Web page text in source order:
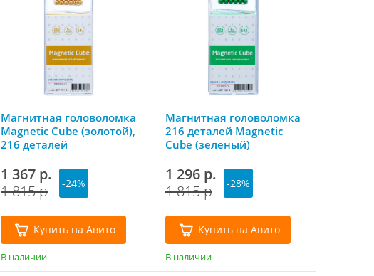
Магнитная головоломка
Magnetic Cube (золотой),
216 деталей
1 367 р.
1 815 р
-24%
Купить на Авито
В наличии
Магнитная головоломка
216 деталей Magnetic
Cube (зеленый)
1 296 р.
1 815 р
-28%
Купить на Авито
В наличии